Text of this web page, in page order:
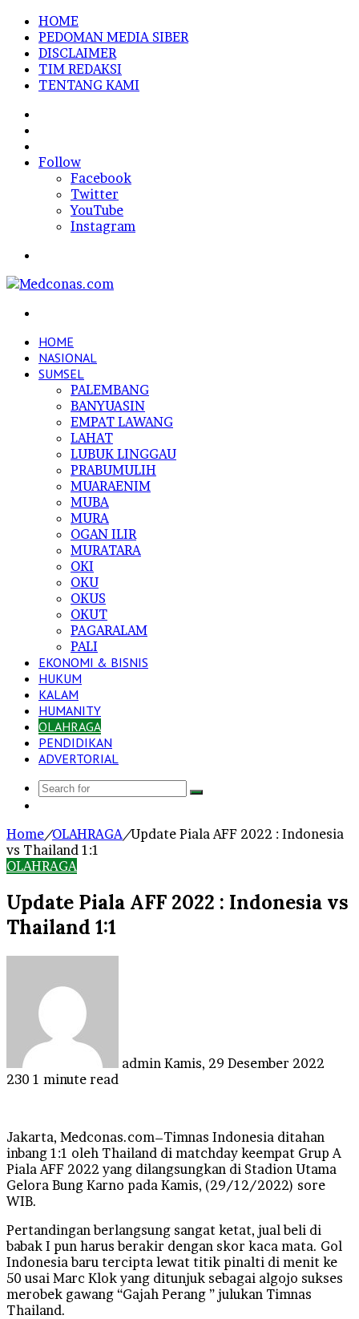
HOME
PEDOMAN MEDIA SIBER
DISCLAIMER
TIM REDAKSI
TENTANG KAMI
In
Follow
Facebook
Twitter
YouTube
Instagram
HOME
NASIONAL
SUMSEL
PALEMBANG
BANYUASIN
EMPAT LAWANG
LAHAT
LUBUK LINGGAU
PRABUMULIH
MUARAENIM
MUBA
MURA
OGAN ILIR
MURATARA
OKI
OKU
OKUS
OKUT
PAGARALAM
PALI
EKONOMI & BISNIS
HUKUM
KALAM
HUMANITY
OLAHRAGA
PENDIDIKAN
ADVERTORIAL
Search
Home/OLAHRAGA/Update Piala AFF 2022 : Indonesia
vs Thailand 1:1
OLAHRAGA
Update Piala AFF 2022 : Indonesia vs
Thailand 1:1
admin Kamis, 29 Desember 2022
230 1 minute read
Jakarta, Medconas.com–Timnas Indonesia ditahan
inbang 1:1 oleh Thailand di matchday keempat Grup A
Piala AFF 2022 yang dilangsungkan di Stadion Utama
Gelora Bung Karno pada Kamis, (29/12/2022) sore
WIB.
Pertandingan berlangsung sangat ketat, jual beli di
babak I pun harus berakir dengan skor kaca mata. Gol
Indonesia baru tercipta lewat titik pinalti di menit ke
50 usai Marc Klok yang ditunjuk sebagai algojo sukses
merobek gawang “Gajah Perang ” julukan Timnas
Thailand.